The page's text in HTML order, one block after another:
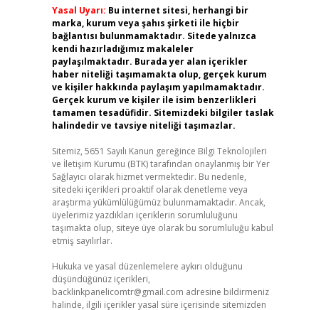
Yasal Uyarı: Bu internet sitesi, herhangi bir
marka, kurum veya şahıs şirketi ile hiçbir
bağlantısı bulunmamaktadır. Sitede yalnızca
kendi hazırladığımız makaleler
paylaşılmaktadır. Burada yer alan içerikler
haber niteliği taşımamakta olup, gerçek kurum
ve kişiler hakkında paylaşım yapılmamaktadır.
Gerçek kurum ve kişiler ile isim benzerlikleri
tamamen tesadüfidir. Sitemizdeki bilgiler taslak
halindedir ve tavsiye niteliği taşımazlar.
Sitemiz, 5651 Sayılı Kanun gereğince Bilgi Teknolojileri
ve İletişim Kurumu (BTK) tarafından onaylanmış bir Yer
Sağlayıcı olarak hizmet vermektedir. Bu nedenle,
sitedeki içerikleri proaktif olarak denetleme veya
araştırma yükümlülüğümüz bulunmamaktadır. Ancak,
üyelerimiz yazdıkları içeriklerin sorumluluğunu
taşımakta olup, siteye üye olarak bu sorumluluğu kabul
etmiş sayılırlar.
Hukuka ve yasal düzenlemelere aykırı olduğunu
düşündüğünüz içerikleri,
backlinkpanelicomtr@gmail.com adresine bildirmeniz
halinde, ilgili içerikler yasal süre içerisinde sitemizden